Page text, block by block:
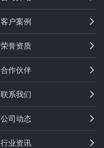
客户案例
荣誉资质
合作伙伴
联系我们
公司动态
行业资讯